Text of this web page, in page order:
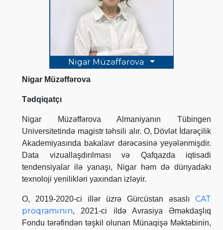
Nigar Müzəffərova
Nigar Müzəffərova
Tədqiqatçı
Nigar Müzəffərova Almaniyanın Tübingen
Universitetində magistr təhsili alır. O, Dövlət İdarəçilik
Akademiyasında bakalavr dərəcəsinə yeyələnmişdir.
Data vizuallaşdırılması və Qafqazda iqtisadi
tendensiyalar ilə yanaşı, Nigar həm də dünyadakı
texnoloji yenilikləri yaxından izləyir.
O, 2019-2020-ci illər üzrə Gürcüstan əsaslı CAT
proqramının, 2021-ci ildə Avrasiya Əməkdaşlıq
Fondu tərəfindən təşkil olunan Münaqişə Məktəbinin,